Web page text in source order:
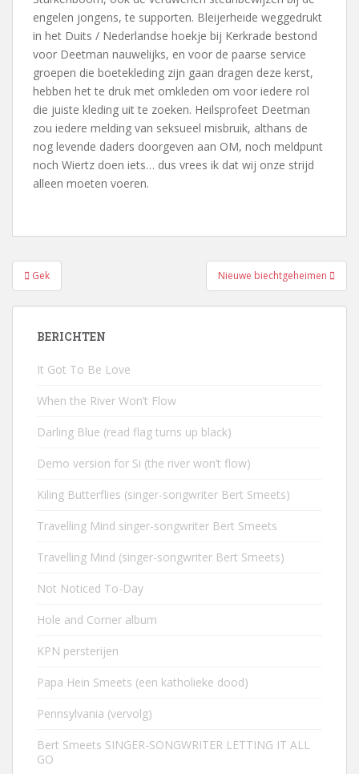
engelen jongens, te supporten. Bleijerheide weggedrukt
in het Duits / Nederlandse hoekje bij Kerkrade bestond
voor Deetman nauwelijks, en voor de paarse service
groepen die boetekleding zijn gaan dragen deze kerst,
hebben het te druk met omkleden om voor iedere rol
die juiste kleding uit te zoeken. Heilsprofeet Deetman
zou iedere melding van seksueel misbruik, althans de
nog levende daders doorgeven aan OM, noch meldpunt
noch Wiertz doen iets… dus vrees ik dat wij onze strijd
alleen moeten voeren.
Bericht
navigatie
Gek Nieuwe biechtgeheimen
BERICHTEN
It Got To Be Love
When the River Won’t Flow
Darling Blue (read flag turns up black)
Demo version for Si (the river won’t flow)
Kiling Butterflies (singer-songwriter Bert Smeets)
Travelling Mind singer-songwriter Bert Smeets
Travelling Mind (singer-songwriter Bert Smeets)
Not Noticed To-Day
Hole and Corner album
KPN persterijen
Papa Hein Smeets (een katholieke dood)
Pennsylvania (vervolg)
Bert Smeets SINGER-SONGWRITER LETTING IT ALL
GO